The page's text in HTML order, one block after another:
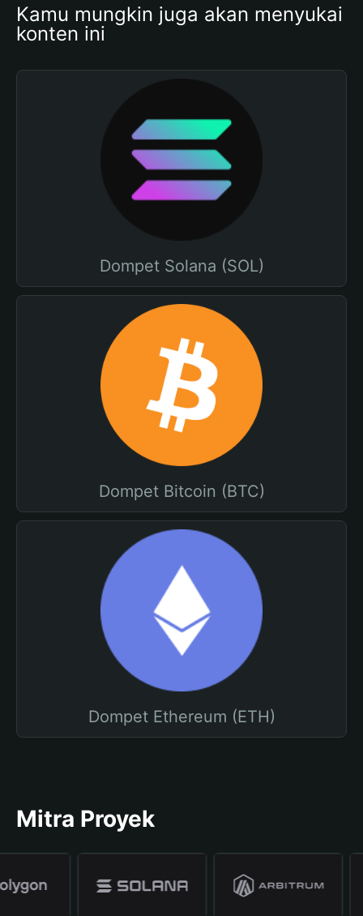
Kamu mungkin juga akan menyukai
konten ini
Dompet Solana (SOL)
Dompet Bitcoin (BTC)
Dompet Ethereum (ETH)
Mitra Proyek